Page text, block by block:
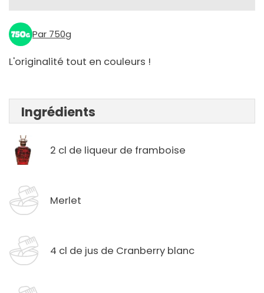
Par 750g
L'originalité tout en couleurs !
Ingrédients
2 cl de liqueur de framboise
Merlet
4 cl de jus de Cranberry blanc